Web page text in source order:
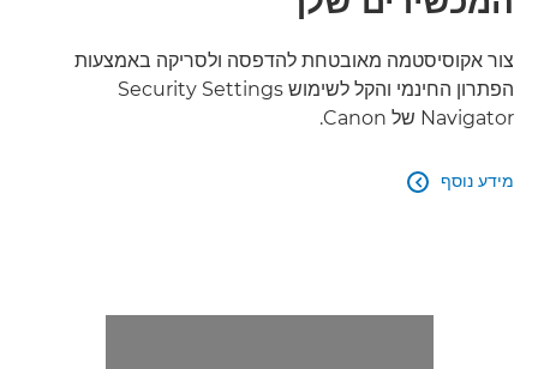
צור אקוסיסטמה מאובטחת להדפסה ולסריקה באמצעות
הפתרון החינמי והקל לשימוש Security Settings
Navigator של Canon.
מידע נוסף 